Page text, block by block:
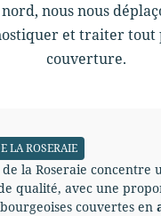
nous nous
et traiter tout
couverture.
LA ROSERAIE
la Roseraie concentre
qualité, avec une
couvertes en